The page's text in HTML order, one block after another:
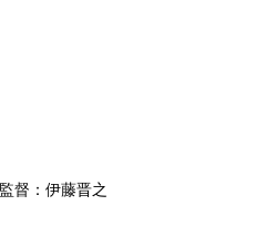
督：伊藤晋之